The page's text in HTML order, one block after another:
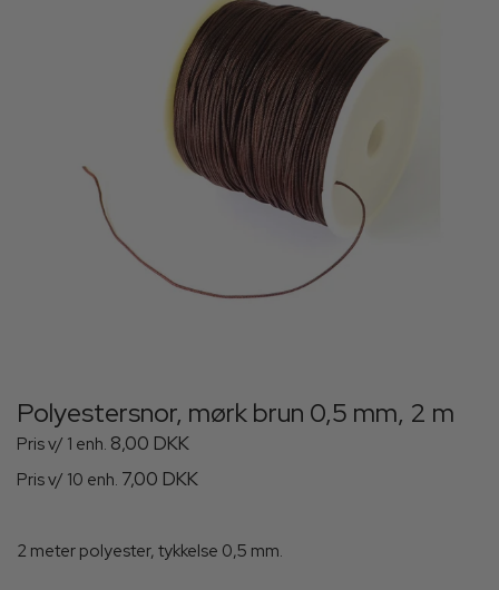
Polyestersnor, mørk brun 0,5 mm, 2 m
Pris v/ 1 enh. 8,00 DKK
Pris v/ 10 enh. 7,00 DKK
2 meter polyester, tykkelse 0,5 mm.